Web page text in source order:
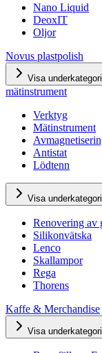
Nano Liquid
DeoxIT
Oljor
Novus plastpolish
Visa
mätinstrument
Verktyg
Mätinstrument
Antistat
Lödtenn
Visa
Renovering av
Silikonvätska
Lenco
Skallampor
Rega
Thorens
Kaffe & Merchandise
Visa